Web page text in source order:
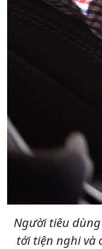
Người tiêu
tới tiện nghi và